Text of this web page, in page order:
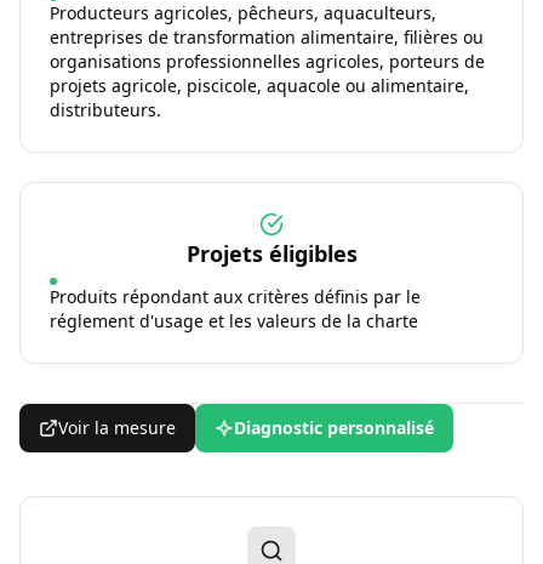
Producteurs agricoles, pêcheurs, aquaculteurs,
entreprises de transformation alimentaire, filières ou
organisations professionnelles agricoles, porteurs de
projets agricole, piscicole, aquacole ou alimentaire,
distributeurs.
Projets éligibles
Produits répondant aux critères définis par le
réglement d'usage et les valeurs de la charte
Voir la mesure Diagnostic personnalisé